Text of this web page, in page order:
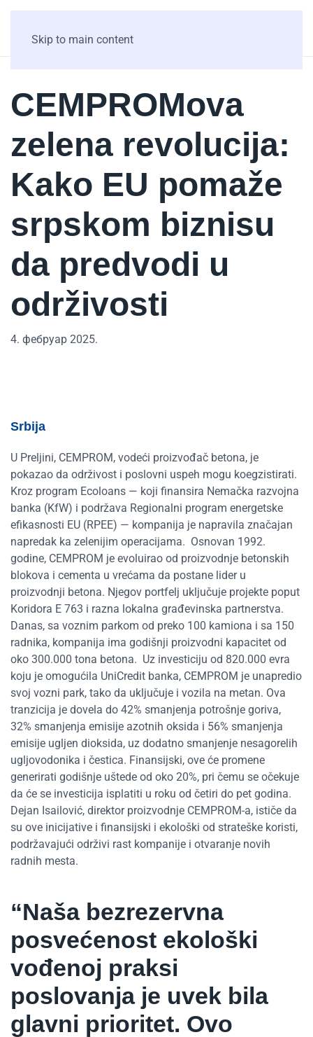
Skip to main content
CEMPROMova
zelena revolucija:
Kako EU pomaže
srpskom biznisu
da predvodi u
održivosti
4. фебруар 2025.
Srbija
U Preljini, CEMPROM, vodeći proizvođač betona, je
pokazao da održivost i poslovni uspeh mogu koegzistirati.
Kroz program Ecoloans — koji finansira Nemačka razvojna
banka (KfW) i podržava Regionalni program energetske
efikasnosti EU (RPEE) — kompanija je napravila značajan
napredak ka zelenijim operacijama. Osnovan 1992.
godine, CEMPROM je evoluirao od proizvodnje betonskih
blokova i cementa u vrećama da postane lider u
proizvodnji betona. Njegov portfelj uključuje projekte poput
Koridora E 763 i razna lokalna građevinska partnerstva.
Danas, sa voznim parkom od preko 100 kamiona i sa 150
radnika, kompanija ima godišnji proizvodni kapacitet od
oko 300.000 tona betona. Uz investiciju od 820.000 evra
koju je omogućila UniCredit banka, CEMPROM je unapredio
svoj vozni park, tako da uključuje i vozila na metan. Ova
tranzicija je dovela do 42% smanjenja potrošnje goriva,
32% smanjenja emisije azotnih oksida i 56% smanjenja
emisije ugljen dioksida, uz dodatno smanjenje nesagorelih
ugljovodonika i čestica. Finansijski, ove će promene
generirati godišnje uštede od oko 20%, pri čemu se očekuje
da će se investicija isplatiti u roku od četiri do pet godina.
Dejan Isailović, direktor proizvodnje CEMPROM-a, ističe da
su ove inicijative i finansijski i ekološki od strateške koristi,
podržavajući održivi rast kompanije i otvaranje novih
radnih mesta.
“Naša bezrezervna
posvećenost ekološki
vođenoj praksi
poslovanjaje uvek bila
glavni prioritet. Ovo